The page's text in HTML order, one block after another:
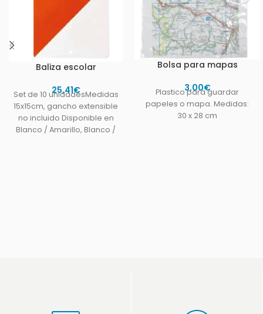
Baliza escolar
25,41€
Set de 10 unidadesMedidas
15x15cm, gancho extensible
no incluido Disponible en
Blanco / Amarillo, Blanco /
Bolsa para mapas
3,00€
Plastico para guardar
papeles o mapa. Medidas:
30 x 28 cm